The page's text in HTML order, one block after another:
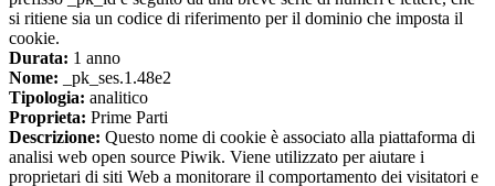
si ritiene sia un codice di riferimento per il dominio che imposta il
cookie.
Durata: 1 anno
Nome: _pk_ses.1.48e2
Tipologia: analitico
Proprieta: Prime Parti
Descrizione: Questo nome di cookie è associato alla piattaforma di
analisi web open source Piwik. Viene utilizzato per aiutare i
proprietari di siti Web a monitorare il comportamento dei visitatori e